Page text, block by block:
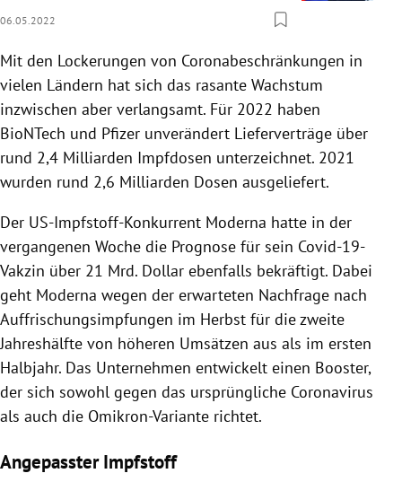
06.05.2022
Mit den Lockerungen von Coronabeschränkungen in
vielen Ländern hat sich das rasante Wachstum
inzwischen aber verlangsamt. Für 2022 haben
BioNTech und Pfizer unverändert Lieferverträge über
rund 2,4 Milliarden Impfdosen unterzeichnet. 2021
wurden rund 2,6 Milliarden Dosen ausgeliefert.
Der US-Impfstoff-Konkurrent Moderna hatte in der
vergangenen Woche die Prognose für sein Covid-19-
Vakzin über 21 Mrd. Dollar ebenfalls bekräftigt. Dabei
geht Moderna wegen der erwarteten Nachfrage nach
Auffrischungsimpfungen im Herbst für die zweite
Jahreshälfte von höheren Umsätzen aus als im ersten
Halbjahr. Das Unternehmen entwickelt einen Booster,
der sich sowohl gegen das ursprüngliche Coronavirus
als auch die Omikron-Variante richtet.
Angepasster Impfstoff